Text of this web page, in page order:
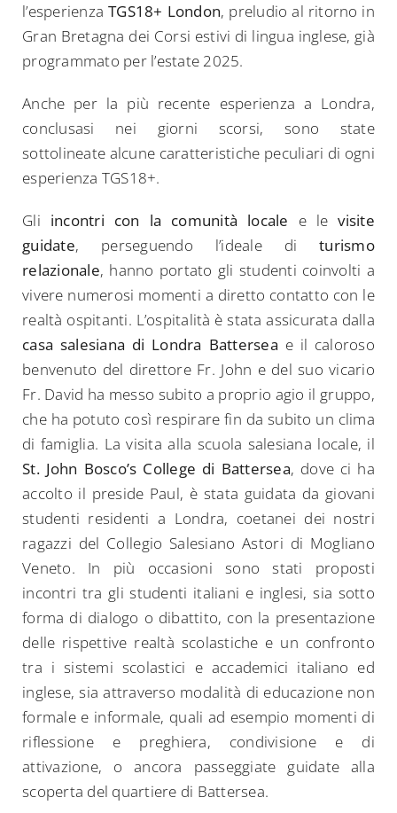
l’esperienzaTGS18+ London, preludio al ritorno in
Gran Bretagna dei Corsi estivi di lingua inglese, già
programmato per l’estate 2025.
Anche per la più recente esperienza a Londra,
conclusasi nei giorni scorsi, sono state
sottolineate alcune caratteristiche peculiari di ogni
esperienza TGS18+.
Gli incontri con la comunità locale e levisite
guidate, perseguendo l’ideale diturismo
relazionale, hanno portato gli studenti coinvolti a
vivere numerosi momenti a diretto contatto con le
realtà ospitanti. L’ospitalità è stata assicurata dalla
casa salesiana di Londra Battersea e il caloroso
benvenuto del direttore Fr. John e del suo vicario
Fr. David ha messo subito a proprio agio il gruppo,
che ha potuto così respirare fin da subito un clima
di famiglia. La visita alla scuola salesiana locale, il
St. John Bosco’s College di Battersea, dove ci ha
accolto il preside Paul, è stata guidata da giovani
studenti residenti a Londra, coetanei dei nostri
ragazzi del Collegio Salesiano Astori di Mogliano
Veneto. In più occasioni sono stati proposti
incontri tra gli studenti italiani e inglesi, sia sotto
forma di dialogo o dibattito, con la presentazione
delle rispettive realtà scolastiche e un confronto
tra i sistemi scolastici e accademici italiano ed
inglese, sia attraverso modalità di educazione non
formale e informale, quali ad esempio momenti di
riflessione e preghiera, condivisione e di
attivazione, o ancora passeggiate guidate alla
scoperta del quartiere di Battersea.